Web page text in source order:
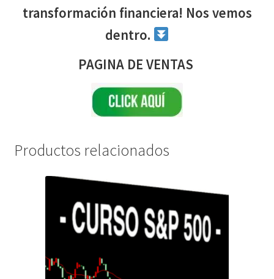
transformación financiera! Nos vemos
dentro.
PAGINA DE VENTAS
Productos relacionados